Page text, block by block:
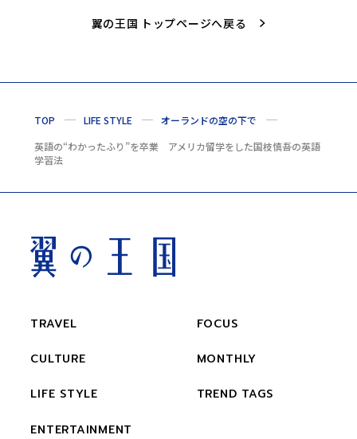
翼の王国 トップページへ戻る
TOP LIFE STYLE
オーランドの空の下で
英語の“わかったふり”を卒業 アメリカ留学をした国枝慎吾の英語
学習法
TRAVEL
CULTURE
LIFE STYLE
ENTERTAINMENT
FOCUS
MONTHLY
TREND TAGS